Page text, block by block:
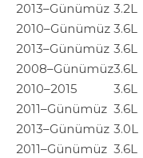
2013–Günümüz 3.2L
2010–Günümüz 3.6L
2013–Günümüz 3.6L
2008–Günümüz3.6L
2010–2015 3.6L
2011–Günümüz 3.6L
2013–Günümüz 3.0L
2011–Günümüz 3.6L